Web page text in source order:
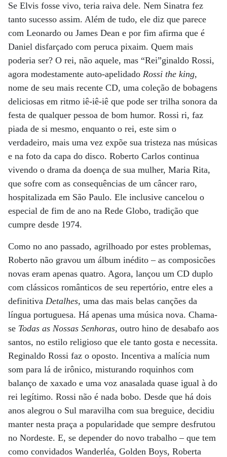
Se Elvis fosse vivo, teria raiva dele. Nem Sinatra fez
tanto sucesso assim. Além de tudo, ele diz que parece
com Leonardo ou James Dean e por fim afirma que é
Daniel disfarçado com peruca pixaim. Quem mais
poderia ser? O rei, não aquele, mas “Rei”ginaldo Rossi,
agora modestamente auto-apelidado Rossi the king,
nome de seu mais recente CD, uma coleção de bobagens
deliciosas em ritmo iê-iê-iê que pode ser trilha sonora da
festa de qualquer pessoa de bom humor. Rossi ri, faz
piada de si mesmo, enquanto o rei, este sim o
verdadeiro, mais uma vez expõe sua tristeza nas músicas
e na foto da capa do disco. Roberto Carlos continua
vivendo o drama da doença de sua mulher, Maria Rita,
que sofre com as consequências de um câncer raro,
hospitalizada em São Paulo. Ele inclusive cancelou o
especial de fim de ano na Rede Globo, tradição que
cumpre desde 1974.
Como no ano passado, agrilhoado por estes problemas,
Roberto não gravou um álbum inédito – as composicões
novas eram apenas quatro. Agora, lançou um CD duplo
com clássicos românticos de seu repertório, entre eles a
definitiva Detalhes, uma das mais belas canções da
língua portuguesa. Há apenas uma música nova. Chama-
se Todas as Nossas Senhoras, outro hino de desabafo aos
santos, no estilo religioso que ele tanto gosta e necessita.
Reginaldo Rossi faz o oposto. Incentiva a malícia num
som para lá de irônico, misturando roquinhos com
balanço de xaxado e uma voz anasalada quase igual à do
rei legítimo. Rossi não é nada bobo. Desde que há dois
anos alegrou o Sul maravilha com sua breguice, decidiu
manter nesta praça a popularidade que sempre desfrutou
no Nordeste. E, se depender do novo trabalho – que tem
como convidados Wanderléa, Golden Boys, Roberta